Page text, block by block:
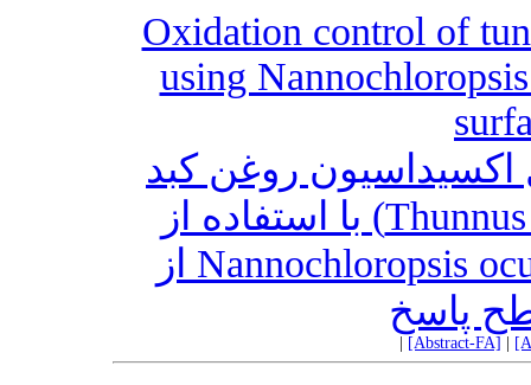
Oxidation control of
using
روغن کبد
ماهی تون زرد باله (Thunnus albacares) با استفاده از
عصاره هیدروالکلی جلبک‌ Nannochloropsis oculata از
پاسخ
[Abstract-FA]